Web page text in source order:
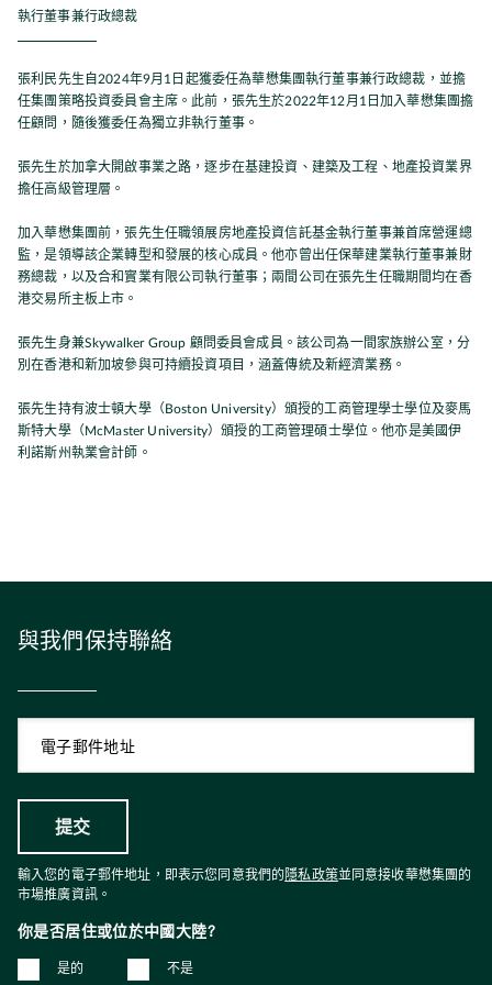
執行董事兼行政總裁
張利民先生自2024年9月1日起獲委任為華懋集團執行董事兼行政總裁，並擔
任集團策略投資委員會主席。此前，張先生於2022年12月1日加入華懋集團擔
任顧問，隨後獲委任為獨立非執行董事。
張先生於加拿大開啟事業之路，逐步在基建投資、建築及工程、地產投資業界
擔任高級管理層。
加入華懋集團前，張先生任職領展房地產投資信託基金執行董事兼首席營運總
監，是領導該企業轉型和發展的核心成員。他亦曾出任保華建業執行董事兼財
務總裁，以及合和實業有限公司執行董事；兩間公司在張先生任職期間均在香
港交易所主板上市。
張先生身兼Skywalker Group 顧問委員會成員。該公司為一間家族辦公室，分
別在香港和新加坡參與可持續投資項目，涵蓋傳統及新經濟業務。
張先生持有波士頓大學（Boston University）頒授的工商管理學士學位及麥馬
斯特大學（McMaster University）頒授的工商管理碩士學位。他亦是美國伊
利諾斯州執業會計師。
與我們保持聯絡
輸入您的電子郵件地址，即表示您同意我們的隱私政策並同意接收華懋集團的
市場推廣資訊。
你是否居住或位於中國大陸?
是的 不是